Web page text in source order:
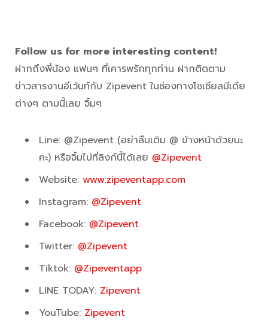
Follow us for more interesting content!
ฝากถึงพี่น้อง แฟนๆ ที่เคารพรักทุกท่าน ฝากติดตาม
ข่าวสารงานอีเว้นท์กับ Zipevent ในช่องทางโซเชียลมีเดีย
ต่างๆ ตามนี้เลย จิ้มๆ
Line: @Zipevent (อย่าลืมเติม @ ข้างหน้าด้วยนะ
คะ) หรือจิ้มไปที่ลิงก์นี้ได้เลย @Zipevent
Website: www.zipeventapp.com
Instagram: @Zipevent
Facebook: @Zipevent
Twitter: @Zipevent
Tiktok: @Zipeventapp
LINE TODAY: Zipevent
YouTube: Zipevent